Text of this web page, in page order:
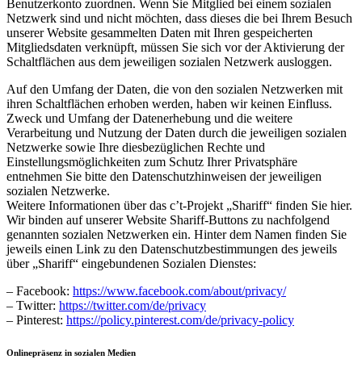
Benutzerkonto zuordnen. Wenn Sie Mitglied bei einem sozialen
Netzwerk sind und nicht möchten, dass dieses die bei Ihrem Besuch
unserer Website gesammelten Daten mit Ihren gespeicherten
Mitgliedsdaten verknüpft, müssen Sie sich vor der Aktivierung der
Schaltflächen aus dem jeweiligen sozialen Netzwerk ausloggen.
Auf den Umfang der Daten, die von den sozialen Netzwerken mit
ihren Schaltflächen erhoben werden, haben wir keinen Einfluss.
Zweck und Umfang der Datenerhebung und die weitere
Verarbeitung und Nutzung der Daten durch die jeweiligen sozialen
Netzwerke sowie Ihre diesbezüglichen Rechte und
Einstellungsmöglichkeiten zum Schutz Ihrer Privatsphäre
entnehmen Sie bitte den Datenschutzhinweisen der jeweiligen
sozialen Netzwerke.
Weitere Informationen über das c’t-Projekt „Shariff“ finden Sie hier.
Wir binden auf unserer Website Shariff-Buttons zu nachfolgend
genannten sozialen Netzwerken ein. Hinter dem Namen finden Sie
jeweils einen Link zu den Datenschutzbestimmungen des jeweils
über „Shariff“ eingebundenen Sozialen Dienstes:
– Facebook: https://www.facebook.com/about/privacy/
– Twitter: https://twitter.com/de/privacy
– Pinterest: https://policy.pinterest.com/de/privacy-policy
Onlinepräsenz in sozialen Medien